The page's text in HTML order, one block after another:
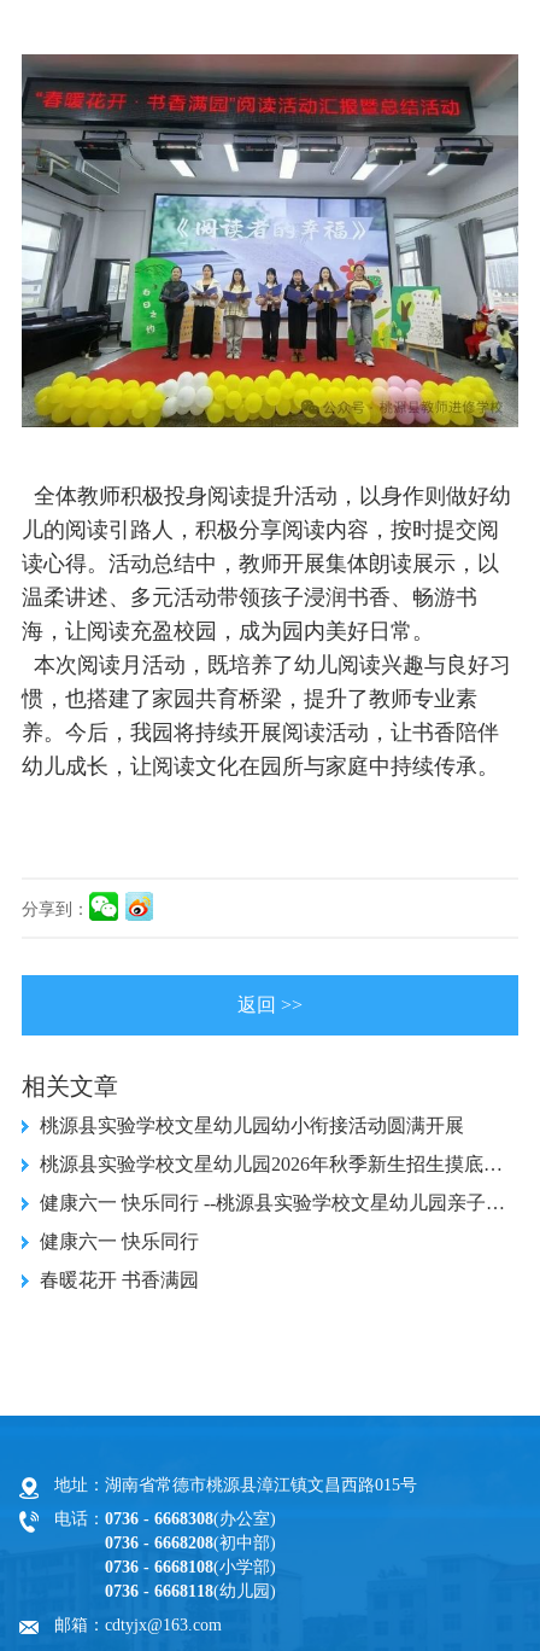
全体教师积极投身阅读提升活动，以身作则做好幼
儿的阅读引路人，积极分享阅读内容，按时提交阅
读心得。活动总结中，教师开展集体朗读展示，以
温柔讲述、多元活动带领孩子浸润书香、畅游书
海，让阅读充盈校园，成为园内美好日常。
本次阅读月活动，既培养了幼儿阅读兴趣与良好习
惯，也搭建了家园共育桥梁，提升了教师专业素
养。今后，我园将持续开展阅读活动，让书香陪伴
幼儿成长，让阅读文化在园所与家庭中持续传承。
分享到：
返回 >>
相关文章
桃源县实验学校文星幼儿园幼小衔接活动圆满开展
桃源县实验学校文星幼儿园2026年秋季新生招生摸底公告
健康六一 快乐同行 --桃源县实验学校文星幼儿园亲子欢乐会圆满举行
健康六一 快乐同行
春暖花开 书香满园
地址：湖南省常德市桃源县漳江镇文昌西路015号
电话： 0736 - 6668308(办公室)
0736 - 6668208(初中部)
0736 - 6668108(小学部)
0736 - 6668118(幼儿园)
邮箱：cdtyjx@163.com